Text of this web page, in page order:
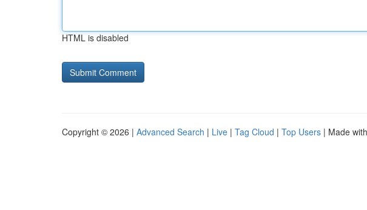
HTML is disabled
Copyright © 2026 | Advanced Search | Live | Tag Cloud | Top Users | Made with